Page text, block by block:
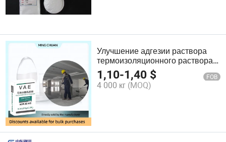
Улучшение адгезии раствора
термоизоляционного раствора
улучшает характеристики
текучести
1,10-1,40 $ FOB
4 000 кг (MOQ)